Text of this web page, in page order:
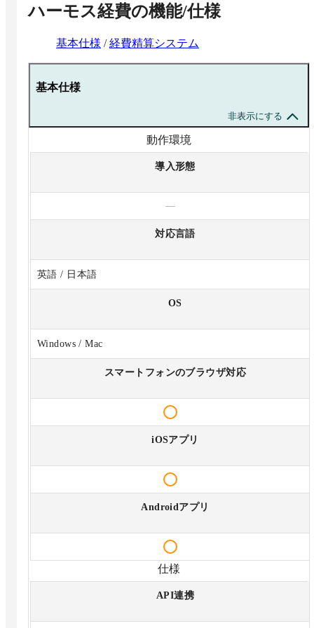
ハーモス経費の機能/仕様
基本仕様 /経費精算システム
基本仕様
非表示にする
動作環境
導入形態
—
対応言語
英語 / 日本語
OS
Windows / Mac
スマートフォンのブラウザ対応
iOSアプリ
Androidアプリ
仕様
API連携